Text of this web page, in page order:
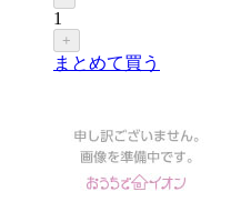
1
+
まとめて買う